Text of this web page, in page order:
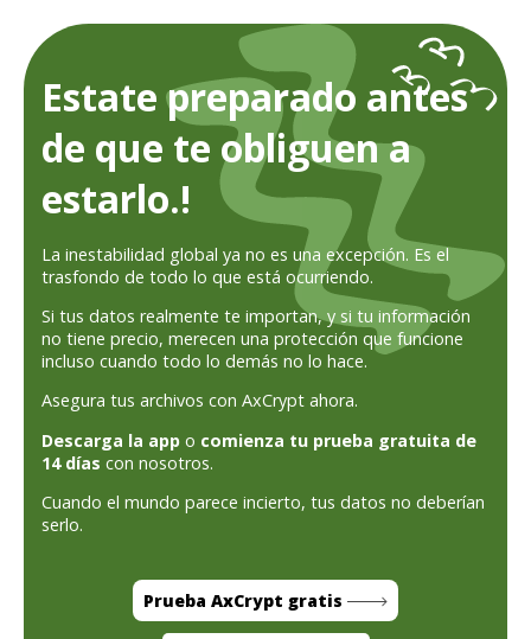
Estate preparado antes
de que te obliguen a
estarlo.!
La inestabilidad global ya no es una excepción. Es el
trasfondo de todo lo que está ocurriendo.
Si tus datos realmente te importan, y si tu información
no tiene precio, merecen una protección que funcione
incluso cuando todo lo demás no lo hace.
Asegura tus archivos con AxCrypt ahora.
Descarga la app o comienza tu prueba gratuita de
14 días con nosotros.
Cuando el mundo parece incierto, tus datos no deberían
serlo.
Prueba AxCrypt gratis